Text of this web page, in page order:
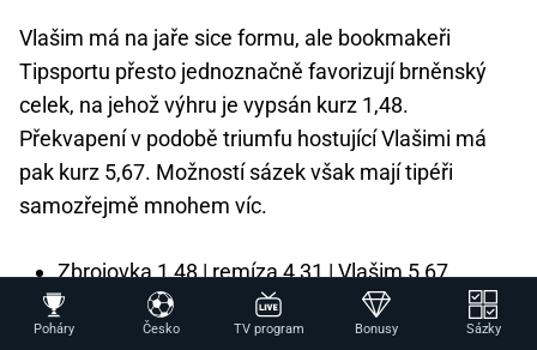
Vlašim má na jaře sice formu, ale bookmakeři
Tipsportu přesto jednoznačně favorizují brněnský
celek, na jehož výhru je vypsán kurz 1,48.
Překvapení v podobě triumfu hostující Vlašimi má
pak kurz 5,67. Možností sázek však mají tipéři
samozřejmě mnohem víc.
Zbrojovka 1,48 | remíza 4,31 | Vlašim 5,67
Oba týmy skórují: ANO 1,56 | NE 2,27
Výše vypsané kurzy jsou platné k 16:45
Poháry Česko TV program Bonusy Sázky